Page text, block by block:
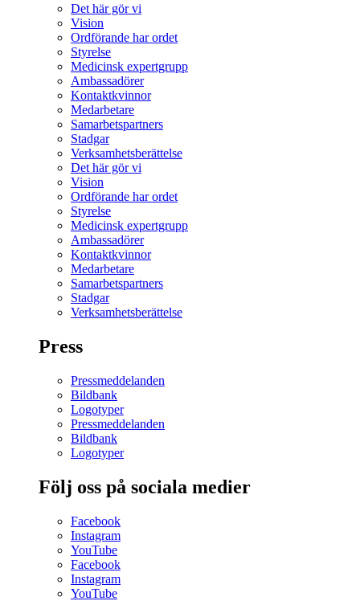
Det här gör vi
Vision
Ordförande har ordet
Styrelse
Medicinsk expertgrupp
Ambassadörer
Kontaktkvinnor
Medarbetare
Samarbetspartners
Stadgar
Verksamhetsberättelse
Det här gör vi
Vision
Ordförande har ordet
Styrelse
Medicinsk expertgrupp
Ambassadörer
Kontaktkvinnor
Medarbetare
Samarbetspartners
Stadgar
Verksamhetsberättelse
Press
Pressmeddelanden
Bildbank
Logotyper
Pressmeddelanden
Bildbank
Logotyper
Följ oss på sociala medier
Facebook
Instagram
YouTube
Facebook
Instagram
YouTube